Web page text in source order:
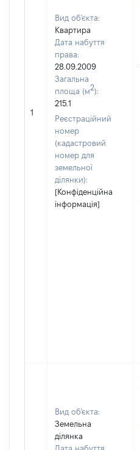
1
Вид об'єкта:
Квартира
Дата набуття
права:
28.09.2009
Загальна
площа (м2):
215.1
Реєстраційний
номер
(кадастровий
номер для
земельної
ділянки):
[Конфіденційна
інформація]
Вид об'єкта:
Земельна
ділянка
Дата набуття